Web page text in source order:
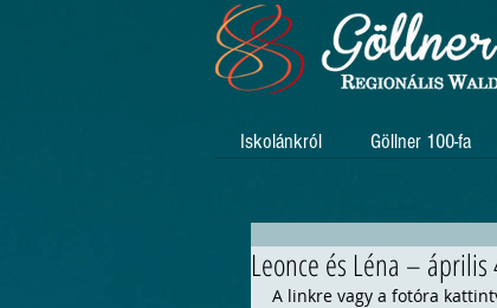
Iskolánkról Göllner 100-fa
Leonce és Léna –
A linkre vagy a fotóra